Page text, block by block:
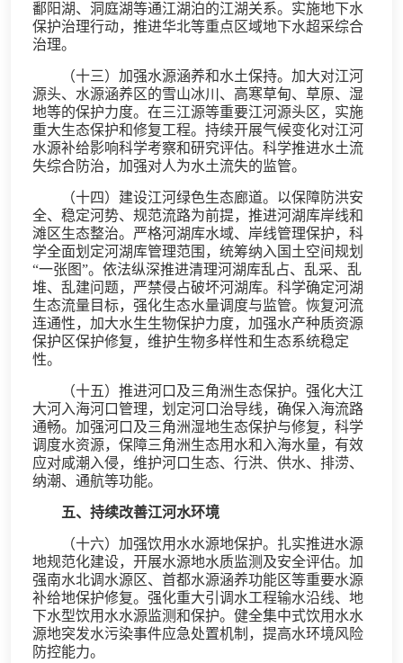
鄱阳湖、洞庭湖等通江湖泊的江湖关系。实施地下水
保护治理行动，推进华北等重点区域地下水超采综合
治理。
（十三）加强水源涵养和水土保持。加大对江河
源头、水源涵养区的雪山冰川、高寒草甸、草原、湿
地等的保护力度。在三江源等重要江河源头区，实施
重大生态保护和修复工程。持续开展气候变化对江河
水源补给影响科学考察和研究评估。科学推进水土流
失综合防治，加强对人为水土流失的监管。
（十四）建设江河绿色生态廊道。以保障防洪安
全、稳定河势、规范流路为前提，推进河湖库岸线和
滩区生态整治。严格河湖库水域、岸线管理保护，科
学全面划定河湖库管理范围，统筹纳入国土空间规划
“一张图”。依法纵深推进清理河湖库乱占、乱采、乱
堆、乱建问题，严禁侵占破坏河湖库。科学确定河湖
生态流量目标，强化生态水量调度与监管。恢复河流
连通性，加大水生生物保护力度，加强水产种质资源
保护区保护修复，维护生物多样性和生态系统稳定
性。
（十五）推进河口及三角洲生态保护。强化大江
大河入海河口管理，划定河口治导线，确保入海流路
通畅。加强河口及三角洲湿地生态保护与修复，科学
调度水资源，保障三角洲生态用水和入海水量，有效
应对咸潮入侵，维护河口生态、行洪、供水、排涝、
纳潮、通航等功能。
五、持续改善江河水环境
（十六）加强饮用水水源地保护。扎实推进水源
地规范化建设，开展水源地水质监测及安全评估。加
强南水北调水源区、首都水源涵养功能区等重要水源
补给地保护修复。强化重大引调水工程输水沿线、地
下水型饮用水水源监测和保护。健全集中式饮用水水
源地突发水污染事件应急处置机制，提高水环境风险
防控能力。